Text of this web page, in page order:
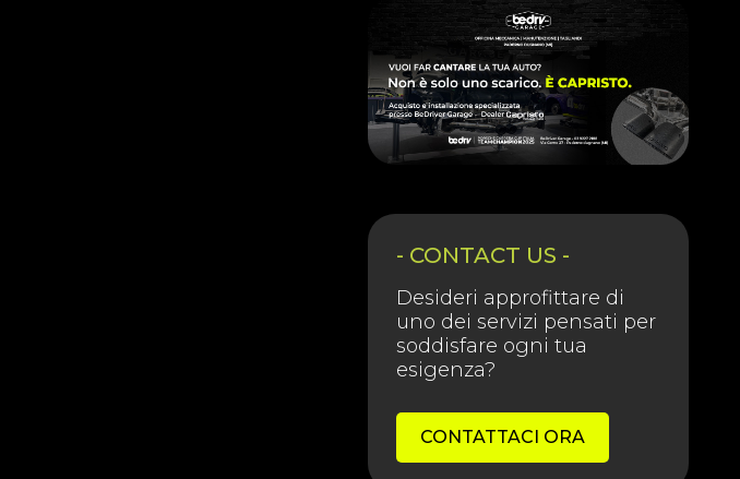
- CONTACT US -
Desideri approfittare di
uno dei servizi pensati per
soddisfare ogni tua
esigenza?
CONTATTACI ORA